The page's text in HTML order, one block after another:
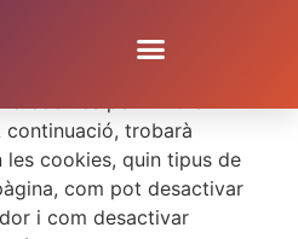
cookies
continuació, trobarà
cookies, quin tipus de
com pot desactivar
i com desactivar